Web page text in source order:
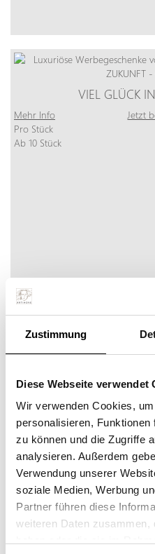
Zustimmung
Diese Webseite verwendet
Wir verwenden Cookies,
personalisieren,
zu können und die Zugriffe
analysieren. Außerdem
Verwendung unserer
soziale Medien, Werbung
Partner führen diese
weiteren Daten zusammen,
VIEL GLÜCK
Mehr Info Jetzt
Pro Stück
Ab 10 Stück
Pro Stück